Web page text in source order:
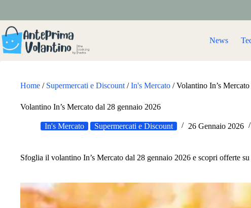
contenuto
News
Home / Supermercati e Discount /In's Mercato /Volantino In’s
Volantino In’s Mercato dal 28 gennaio 2026
In's Mercato Supermercati e Discount 26 Gennaio 2026
Sfoglia il volantino In’s Mercato dal 28 gennaio 2026 e scopri offerte